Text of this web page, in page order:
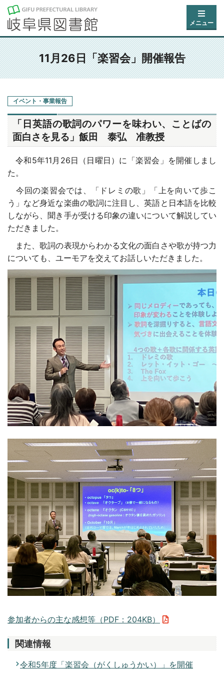
メニュー
11月26日「楽習会」開催報告
イベント・事業報告
「日英語の歌詞のパワーを味わい、ことばの
面白さを見る」飯田 泰弘 准教授
令和5年11月26日（日曜日）に「楽習会」を開催しまし
た。
今回の楽習会では、「ドレミの歌」「上を向いて歩こ
う」など身近な楽曲の歌詞に注目し、英語と日本語を比較
しながら、聞き手が受ける印象の違いについて解説してい
ただきました。
また、歌詞の表現からわかる文化の面白さや歌が持つ力
についても、ユーモアを交えてお話しいただきました。
参加者からの主な感想等（PDF：204KB）
関連情報
令和5年度「楽習会（がくしゅうかい）」を開催